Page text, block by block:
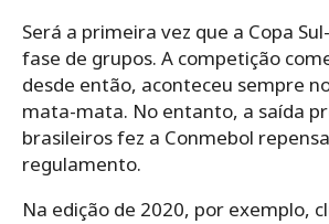
Será a primeira vez que a Copa
fase de grupos. A competição
desde então, aconteceu sempre
mata-mata. No entanto, a saída
brasileiros fez a Conmebol
regulamento.
Na edição de 2020, por exemplo,